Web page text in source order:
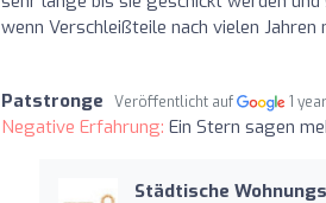
wenn Verschleißteile nach vielen Jahren
Patstronge Veröffentlicht auf 1
Negative Erfahrung: Ein Stern sagen
Städtische